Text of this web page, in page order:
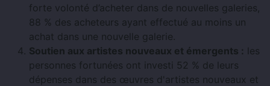
forte volonté d’acheter dans de nouvelles galeries,
88 % des acheteurs ayant effectué au moins un
achat dans une nouvelle galerie.
Soutien aux artistes nouveaux et émergents : les
personnes fortunées ont investi 52 % de leurs
dépenses dans des œuvres d'artistes nouveaux et